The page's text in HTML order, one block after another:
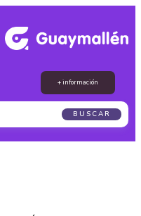
+ información
BUSCAR